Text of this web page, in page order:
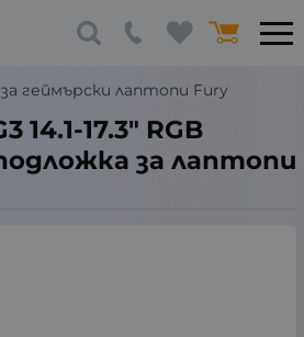
геймърски лаптопи Fury
14.1-17.3" RGB
за лаптопи